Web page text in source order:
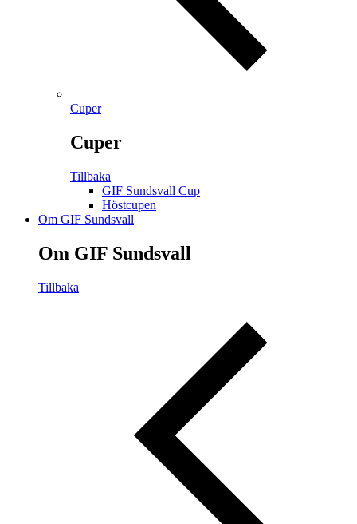
Cuper
Cuper
Tillbaka
GIF Sundsvall Cup
Höstcupen
Om GIF Sundsvall
Om GIF Sundsvall
Tillbaka